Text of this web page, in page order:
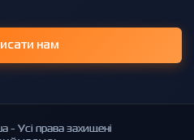
нам
- Усі права захищені